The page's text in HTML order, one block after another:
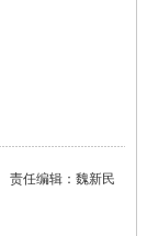
责任编辑：魏新民